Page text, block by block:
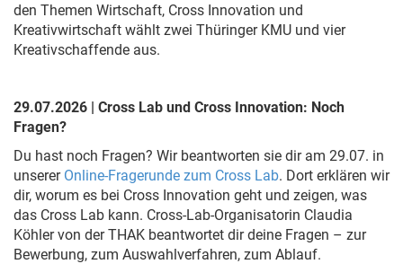
den Themen Wirtschaft, Cross Innovation und
Kreativwirtschaft wählt zwei Thüringer KMU und vier
Kreativschaffende aus.
29.07.2026 | Cross Lab und Cross Innovation: Noch
Fragen?
Du hast noch Fragen? Wir beantworten sie dir am 29.07. in
unsererOnline-Fragerunde zum Cross Lab. Dort erklären wir
dir, worum es bei Cross Innovation geht und zeigen, was
das Cross Lab kann. Cross-Lab-Organisatorin Claudia
Köhler von der THAK beantwortet dir deine Fragen – zur
Bewerbung, zum Auswahlverfahren, zum Ablauf.